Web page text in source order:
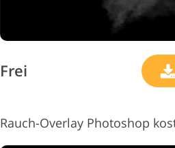
Frei
Rauch-Overlay Photoshop